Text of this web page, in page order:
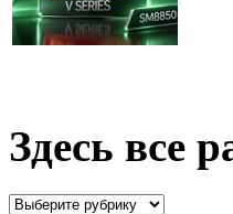
Здесь все
Здесь